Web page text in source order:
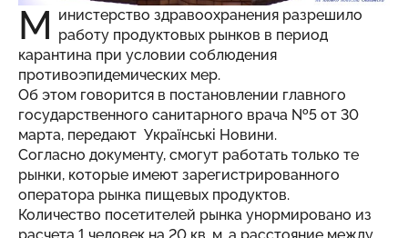
М инистерство здравоохранения разрешило
работу продуктовых рынков в период
карантина при условии соблюдения
противоэпидемических мер.
Об этом говорится в постановлении главного
государственного санитарного врача №5 от 30
марта, передают Українськi Новини.
Согласно документу, смогут работать только те
рынки, которые имеют зарегистрированного
оператора рынка пищевых продуктов.
Количество посетителей рынка унормировано из